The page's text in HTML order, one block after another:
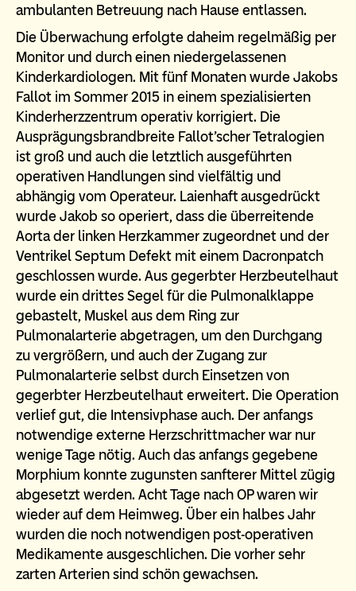
ambulanten Betreuung nach Hause entlassen.
Die Überwachung erfolgte daheim regelmäßig per
Monitor und durch einen niedergelassenen
Kinderkardiologen. Mit fünf Monaten wurde Jakobs
Fallot im Sommer 2015 in einem spezialisierten
Kinderherzzentrum operativ korrigiert. Die
Ausprägungsbrandbreite Fallot’scher Tetralogien
ist groß und auch die letztlich ausgeführten
operativen Handlungen sind vielfältig und
abhängig vom Operateur. Laienhaft ausgedrückt
wurde Jakob so operiert, dass die überreitende
Aorta der linken Herzkammer zugeordnet und der
Ventrikel Septum Defekt mit einem Dacronpatch
geschlossen wurde. Aus gegerbter Herzbeutelhaut
wurde ein drittes Segel für die Pulmonalklappe
gebastelt, Muskel aus dem Ring zur
Pulmonalarterie abgetragen, um den Durchgang
zu vergrößern, und auch der Zugang zur
Pulmonalarterie selbst durch Einsetzen von
gegerbter Herzbeutelhaut erweitert. Die Operation
verlief gut, die Intensivphase auch. Der anfangs
notwendige externe Herzschrittmacher war nur
wenige Tage nötig. Auch das anfangs gegebene
Morphium konnte zugunsten sanfterer Mittel zügig
abgesetzt werden. Acht Tage nach OP waren wir
wieder auf dem Heimweg. Über ein halbes Jahr
wurden die noch notwendigen post-operativen
Medikamente ausgeschlichen. Die vorher sehr
zarten Arterien sind schön gewachsen.